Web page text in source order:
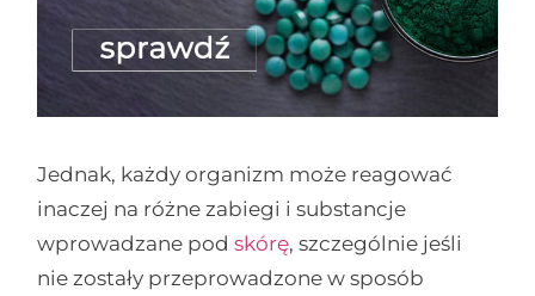
Jednak, każdy organizm może reagować
inaczej na różne zabiegi i substancje
wprowadzane podskórę, szczególnie jeśli
nie zostały przeprowadzone w sposób